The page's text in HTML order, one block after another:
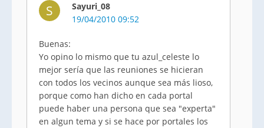
S
Sayuri_08
19/04/2010 09:52
Buenas:
Yo opino lo mismo que tu azul_celeste lo
mejor sería que las reuniones se hicieran
con todos los vecinos aunque sea más lioso,
porque como han dicho en cada portal
puede haber una persona que sea "experta"
en algun tema y si se hace por portales los